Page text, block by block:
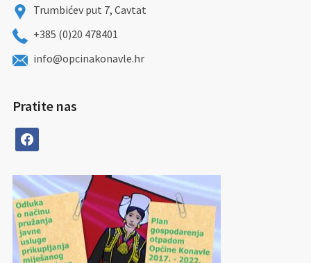
Trumbićev put 7, Cavtat
+385 (0)20 478401
info@opcinakonavle.hr
Pratite nas
facebook